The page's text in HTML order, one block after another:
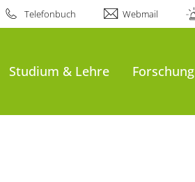
Telefonbuch Webmail
Studium & Lehre Forschung